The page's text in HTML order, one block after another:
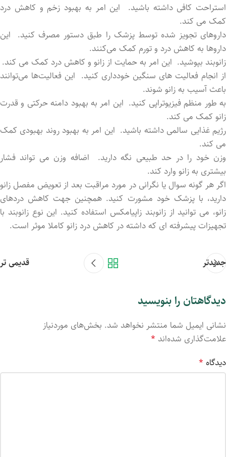
استراحت کافی داشته باشید. این امر به بهبود زخم و کاهش درد
کمک می‌ کند.
داروهای تجویز شده توسط پزشک را طبق دستور مصرف کنید. این
داروها به کاهش درد و تورم کمک می‌کنند.
زانوبند بپوشید. این امر به حمایت از زانو و کاهش درد کمک می ‌کند.
از انجام فعالیت‌ های سنگین خودداری کنید. این فعالیت‌ها می‌توانند
باعث آسیب به زانو شوند.
به طور منظم فیزیوتراپی کنید. این امر به بهبود دامنه حرکتی و قدرت
زانو کمک می ‌کند.
رژیم غذایی سالمی داشته باشید. این امر به بهبود روند بهبودی کمک
می ‌کند.
وزن خود را در حد طبیعی نگه دارید. اضافه وزن می ‌تواند فشار
بیشتری به زانو وارد کند.
اگر هر گونه سوال یا نگرانی در مورد مراقبت بعد از تعویض مفصل زانو
دارید، با پزشک خود مشورت کنید. همچنین جهت کاهش دردهای
زانو، می توانید از زانوبند زاپیامکس استفاده کنید. این نوع زانوبند با
تجهیزات پیشرفته ای که داشته در کاهش درد زانو کاملا موثر است.
جدیدتر قدیمی تر
دیدگاهتان را بنویسید
نشانی ایمیل شما منتشر نخواهد شد. بخش‌های موردنیاز
علامت‌گذاری شده‌اند *
دیدگاه *